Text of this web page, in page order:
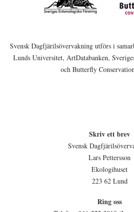
Svensk Dagfjärilsövervakning utförs i
Lunds Universitet, ArtDatabanken,
och Butterfly
Skriv ett brev
Svensk
Lars Pettersson
Ekologihuset
223 62 Lund
Ring oss